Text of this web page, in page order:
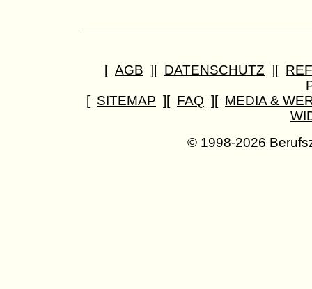
[ AGB ][ DATENSCHUTZ ][
[ SITEMAP ][ FAQ ][ MEDIA &
© 1998-2026